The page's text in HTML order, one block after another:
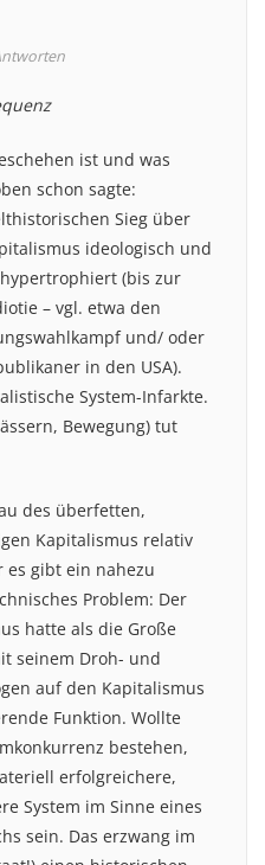
ist und was
schon sagte:
Sieg über
ideologisch und
(bis zur
– vgl. etwa den
und/ oder
in den USA).
System-Infarkte.
Bewegung) tut
des überfetten,
Kapitalismus relativ
es gibt ein nahezu
Problem: Der
hatte als die Große
seinem Droh- und
auf den Kapitalismus
Funktion. Wollte
bestehen,
erfolgreichere,
System im Sinne eines
sein. Das erzwang im